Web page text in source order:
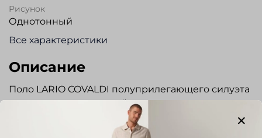
Рисунок
Однотонный
Все характеристики
Описание
Поло LARIO COVALDI полуприлегающего силуэта
из высококачественной шерсти мериноса.
Воротник отложной. Застежка на молнию. Низ
изделия и рукавов на резинке. Стильная и